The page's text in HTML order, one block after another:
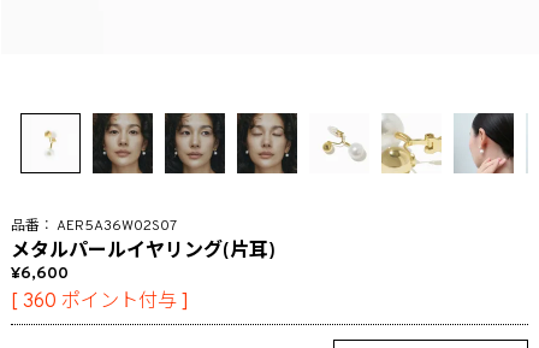
AER5A36W02S07
メタルパールイヤリング(片耳)
6,600
[ 360 ポイント付与 ]